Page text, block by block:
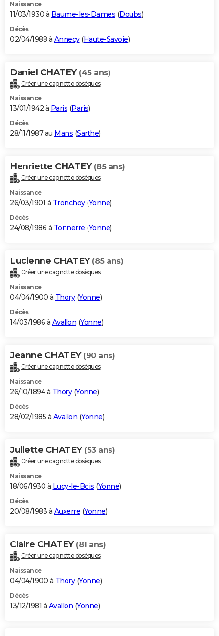
Naissance
11/03/1930 à Baume-les-Dames (Doubs)
Décès
02/04/1988 à Annecy(Haute-Savoie)
Daniel CHATEY (45 ans)
Créer une cagnotte obsèques
Naissance
13/01/1942 à Paris (Paris)
Décès
28/11/1987 au Mans (Sarthe)
Henriette CHATEY (85 ans)
Créer une cagnotte obsèques
Naissance
26/03/1901 à Tronchoy(Yonne)
Décès
24/08/1986 à Tonnerre (Yonne)
Lucienne CHATEY (85 ans)
Créer une cagnotte obsèques
Naissance
04/04/1900 à Thory(Yonne)
Décès
14/03/1986 à Avallon (Yonne)
Jeanne CHATEY (90 ans)
Créer une cagnotte obsèques
Naissance
26/10/1894 à Thory(Yonne)
Décès
28/02/1985 à Avallon (Yonne)
Juliette CHATEY (53 ans)
Créer une cagnotte obsèques
Naissance
18/06/1930 à Lucy-le-Bois (Yonne)
Décès
20/08/1983 à Auxerre (Yonne)
Claire CHATEY (81 ans)
Créer une cagnotte obsèques
Naissance
04/04/1900 à Thory(Yonne)
Décès
13/12/1981 à Avallon (Yonne)